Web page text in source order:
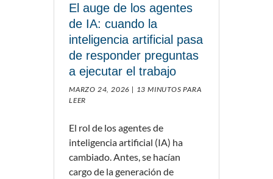
El auge de los agentes
de IA: cuando la
inteligencia artificial pasa
de responder preguntas
a ejecutar el trabajo
MARZO 24, 2026 | 13 MINUTOS PARA
LEER
El rol de los agentes de
inteligencia artificial (IA) ha
cambiado. Antes, se hacían
cargo de la generación de